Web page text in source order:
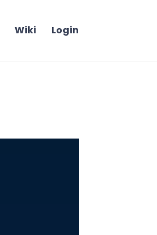
Wiki Login